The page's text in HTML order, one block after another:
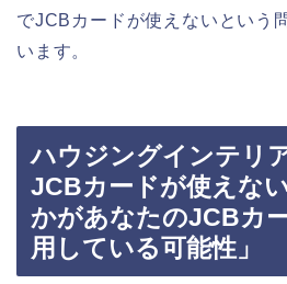
でJCBカードが使えないという
います。
ハウジングインテリ
JCBカードが使えな
かがあなたのJCBカ
用している可能性」